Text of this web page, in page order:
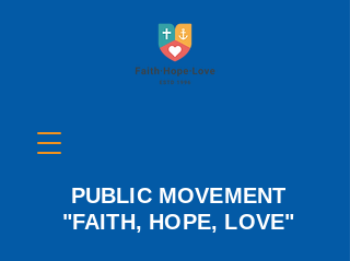
PUBLIC MOVEMENT
"FAITH, HOPE, LOVE"